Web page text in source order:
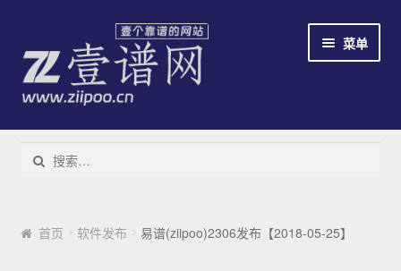
菜单
教程
云易谱
搜索：
首页 软件发布 易谱(ziipoo)2306发布【2018-05-25】